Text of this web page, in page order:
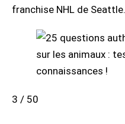
franchise NHL de Seattle.
3 / 50